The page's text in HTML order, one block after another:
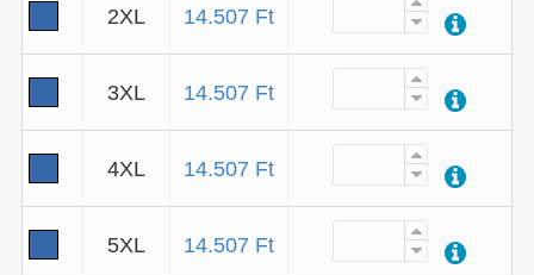
2XL 14.507 Ft
3XL 14.507 Ft
4XL 14.507 Ft
5XL 14.507 Ft